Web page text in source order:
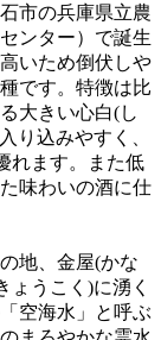
市の兵庫県立農
ンター）で誕生
いため倒伏しや
です。特徴は比
大きい心白(し
り込みやすく、
れます。また低
味わいの酒に仕
地、金屋(かな
ょうこく)に湧く
空海水」と呼ぶ